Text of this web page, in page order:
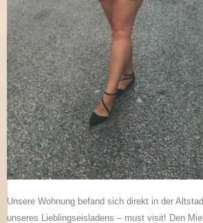
Unsere Wohnung befand sich direkt in der
unseres Lieblingseisladens – must visit! Den